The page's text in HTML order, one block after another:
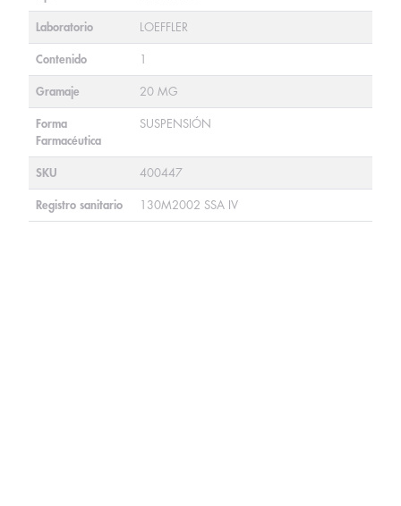
Laboratorio LOEFFLER
Contenido 1
Gramaje 20 MG
Forma
Farmacéutica
SUSPENSIÓN
SKU 400447
Registro sanitario 130M2002 SSA IV